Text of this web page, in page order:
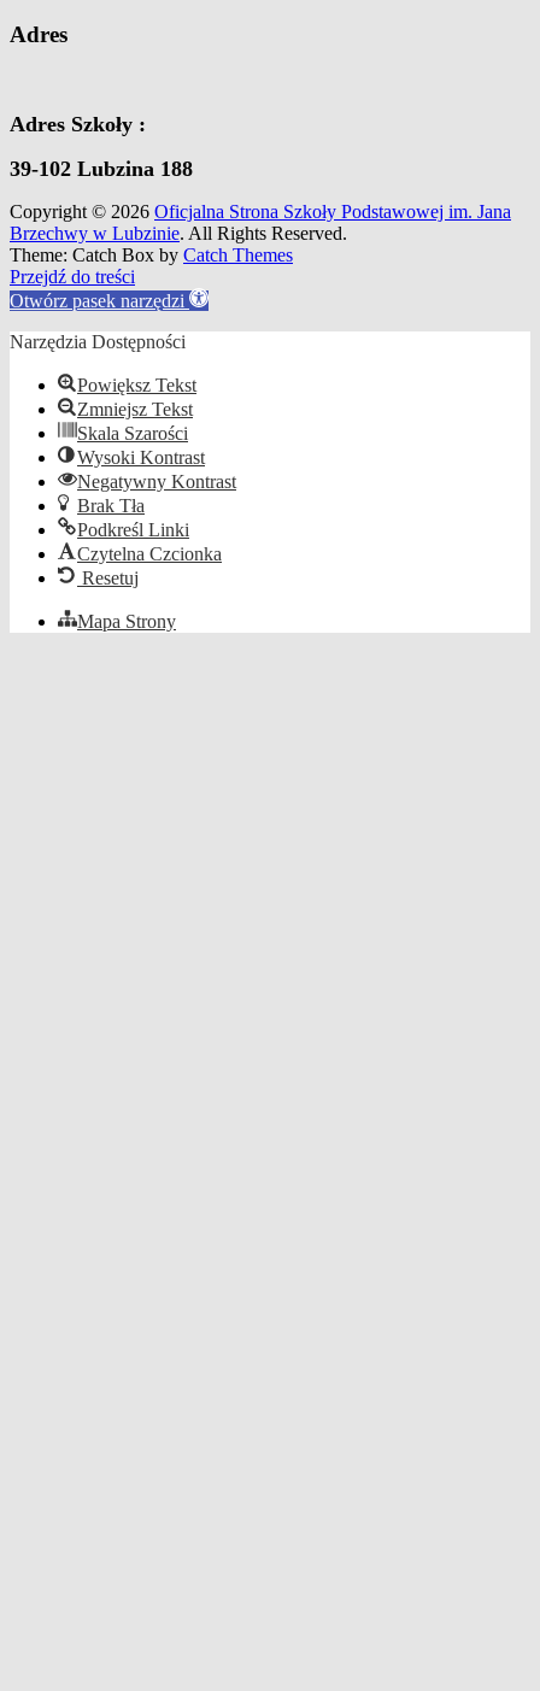
Adres
Adres Szkoły :
39-102 Lubzina 188
Copyright © 2026 Oficjalna Strona Szkoły Podstawowej im. Jana
Brzechwy w Lubzinie. All Rights Reserved.
Theme: Catch Box by Catch Themes
Scroll
Up
Przejdź do treści
Otwórz pasek narzędzi
Narzędzia Dostępności
Powiększ Tekst
Zmniejsz Tekst
Skala Szarości
Wysoki Kontrast
Negatywny Kontrast
Brak Tła
Podkreśl Linki
Czytelna Czcionka
Resetuj
Mapa Strony